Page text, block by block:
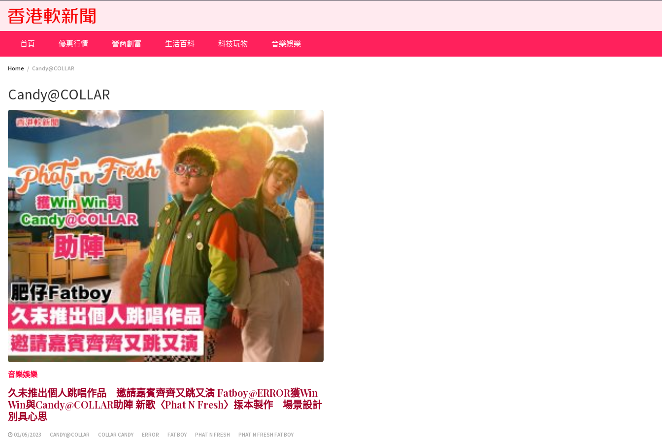
content
首頁 優惠行情 營商創富 生活百科 科技玩物 音樂娛樂
Home Candy@COLLAR
Candy@COLLAR
音樂娛樂
久未推出個人跳唱作品 邀請嘉賓齊齊又跳又演 Fatboy@ERROR獲Win
Win與Candy@COLLAR助陣 新歌〈Phat N Fresh〉揼本製作 場景設計
別具心思
02/05/2023 CANDY@COLLAR COLLAR CANDY ERROR FATBOY PHAT N FRESH
PHAT N FRESH FATBOY